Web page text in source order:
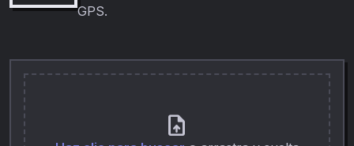
GPS.
upload_file